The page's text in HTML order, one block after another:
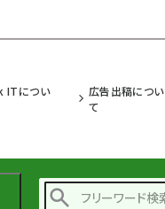
ITについ
広告出稿につい
て